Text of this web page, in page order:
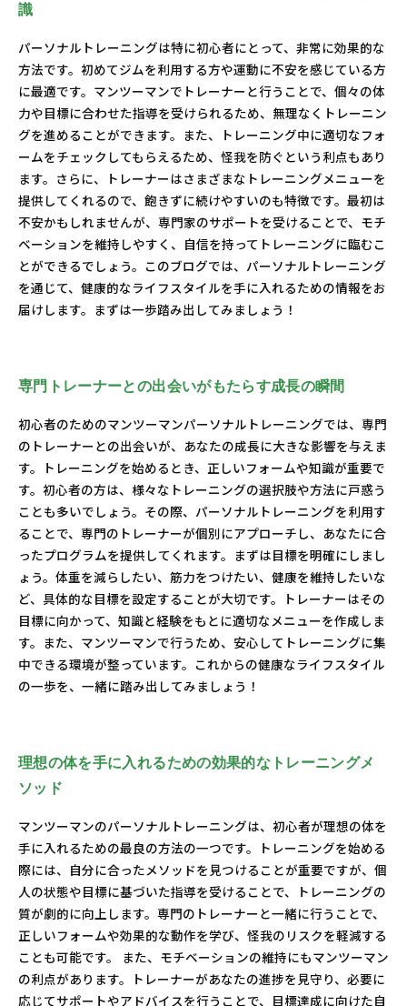
識
パーソナルトレーニングは特に初心者にとって、非常に効果的な
方法です。初めてジムを利用する方や運動に不安を感じている方
に最適です。マンツーマンでトレーナーと行うことで、個々の体
力や目標に合わせた指導を受けられるため、無理なくトレーニン
グを進めることができます。また、トレーニング中に適切なフォ
ームをチェックしてもらえるため、怪我を防ぐという利点もあり
ます。さらに、トレーナーはさまざまなトレーニングメニューを
提供してくれるので、飽きずに続けやすいのも特徴です。最初は
不安かもしれませんが、専門家のサポートを受けることで、モチ
ベーションを維持しやすく、自信を持ってトレーニングに臨むこ
とができるでしょう。このブログでは、パーソナルトレーニング
を通じて、健康的なライフスタイルを手に入れるための情報をお
届けします。まずは一歩踏み出してみましょう！
専門トレーナーとの出会いがもたらす成長の瞬間
初心者のためのマンツーマンパーソナルトレーニングでは、専門
のトレーナーとの出会いが、あなたの成長に大きな影響を与えま
す。トレーニングを始めるとき、正しいフォームや知識が重要で
す。初心者の方は、様々なトレーニングの選択肢や方法に戸惑う
ことも多いでしょう。その際、パーソナルトレーニングを利用す
ることで、専門のトレーナーが個別にアプローチし、あなたに合
ったプログラムを提供してくれます。まずは目標を明確にしまし
ょう。体重を減らしたい、筋力をつけたい、健康を維持したいな
ど、具体的な目標を設定することが大切です。トレーナーはその
目標に向かって、知識と経験をもとに適切なメニューを作成しま
す。また、マンツーマンで行うため、安心してトレーニングに集
中できる環境が整っています。これからの健康なライフスタイル
の一歩を、一緒に踏み出してみましょう！
理想の体を手に入れるための効果的なトレーニングメ
ソッド
マンツーマンのパーソナルトレーニングは、初心者が理想の体を
手に入れるための最良の方法の一つです。トレーニングを始める
際には、自分に合ったメソッドを見つけることが重要ですが、個
人の状態や目標に基づいた指導を受けることで、トレーニングの
質が劇的に向上します。専門のトレーナーと一緒に行うことで、
正しいフォームや効果的な動作を学び、怪我のリスクを軽減する
ことも可能です。 また、モチベーションの維持にもマンツーマン
の利点があります。トレーナーがあなたの進捗を見守り、必要に
応じてサポートやアドバイスを行うことで、目標達成に向けた自